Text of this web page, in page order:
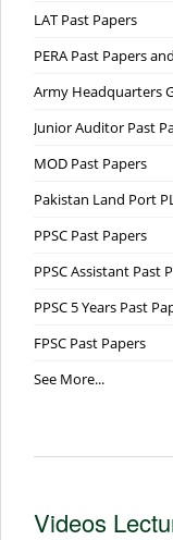
LAT Past Papers
PERA Past Papers
Army Headquarters
Junior Auditor Past
MOD Past Papers
Pakistan Land Port
PPSC Past Papers
PPSC Assistant Past
PPSC 5 Years Past
FPSC Past Papers
See More...
Videos